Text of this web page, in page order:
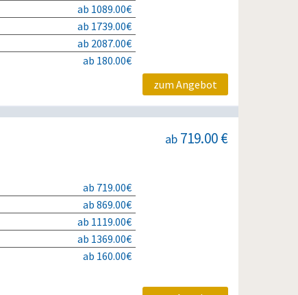
ab 1089.00€
ab 1739.00€
ab 2087.00€
ab 180.00€
zum Angebot
ab 719.00 €
ab 719.00€
ab 869.00€
ab 1119.00€
ab 1369.00€
ab 160.00€